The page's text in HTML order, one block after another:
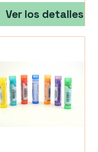
Ver los detalles